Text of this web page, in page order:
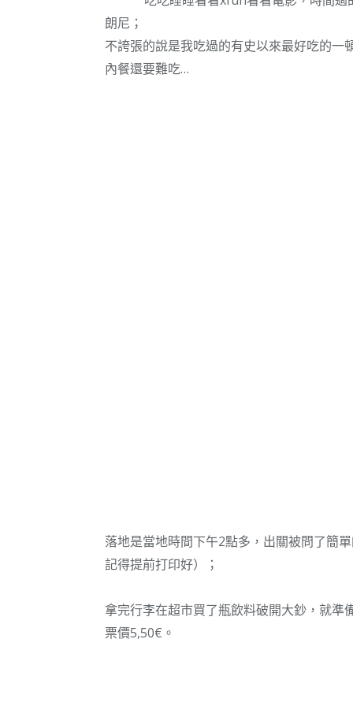
朗尼；
不誇張的說是我吃過的有史以來最好吃的
內餐還要難吃…
落地是當地時間下午2點多，出關被問了簡
記得提前打印好）；
拿完行李在超市買了瓶飲料破開大鈔，就準
票價5,50€。